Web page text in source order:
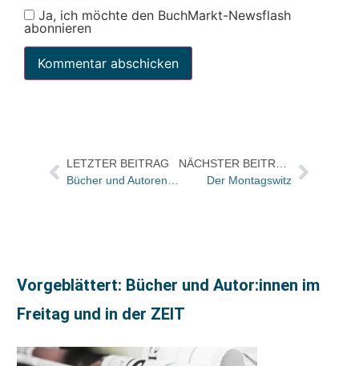
Ja, ich möchte den BuchMarkt-Newsflash
abonnieren
LETZTER BEITRAG
Der Montagswitz
Vorgeblättert: Bücher und Autor:innen im
Freitag und in der ZEIT